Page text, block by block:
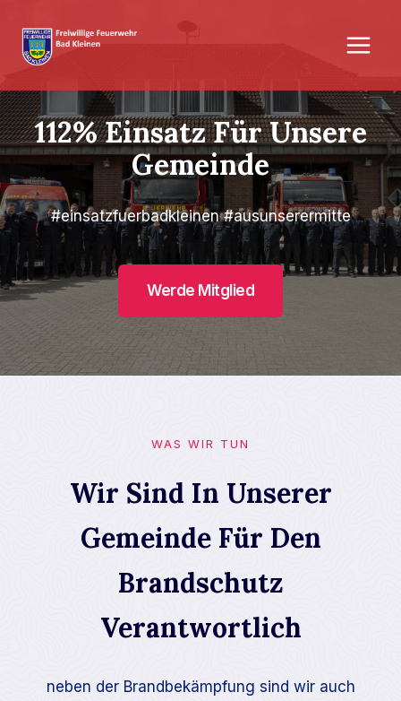
Inhalt
springen
112% Einsatz Für Unsere
Gemeinde
#einsatzfuerbadkleinen #ausunserermitte
Werde Mitglied
WAS WIR TUN
Wir Sind In Unserer
Gemeinde Für Den
Brandschutz
Verantwortlich​
neben der Brandbekämpfung sind wir auch